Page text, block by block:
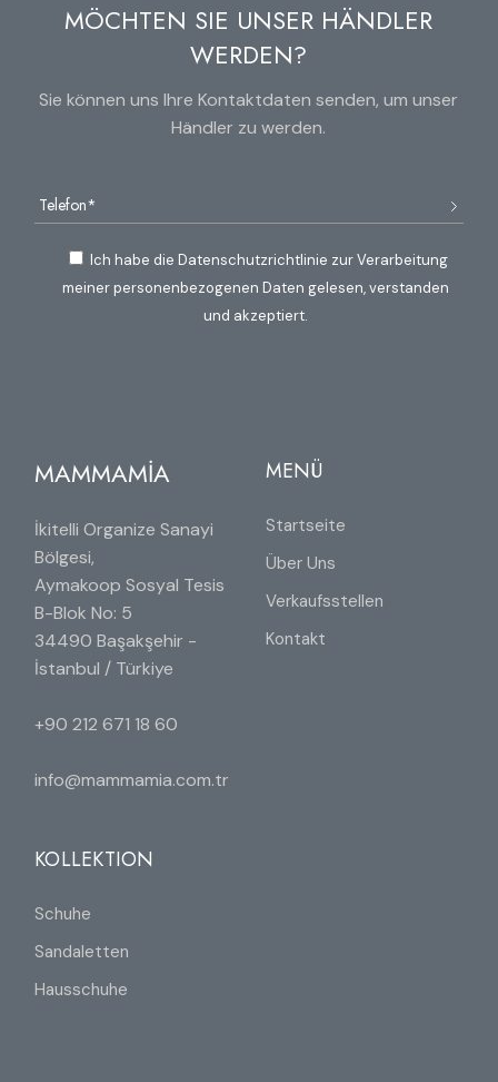
MÖCHTEN SIE UNSER HÄNDLER
WERDEN?
Sie können uns Ihre Kontaktdaten senden, um unser
Händler zu werden.
Ich habe die Datenschutzrichtlinie zur Verarbeitung
meiner personenbezogenen Daten gelesen, verstanden
und akzeptiert.
MAMMAMİA
İkitelli Organize Sanayi
Bölgesi,
Aymakoop Sosyal Tesis
B-Blok No: 5
34490 Başakşehir -
İstanbul / Türkiye
+90 212 671 18 60
info@mammamia.com.tr
MENÜ
Startseite
Über Uns
Verkaufsstellen
Kontakt
KOLLEKTION
Schuhe
Sandaletten
Hausschuhe